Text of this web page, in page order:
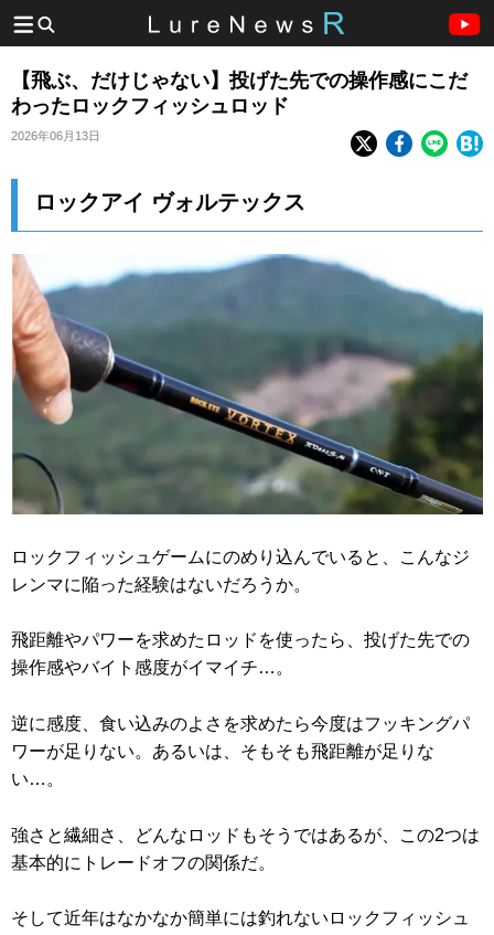
【飛ぶ、だけじゃない】投げた先での操作感にこだ
わったロックフィッシュロッド
2026年06月13日
ロックアイ ヴォルテックス
ロックフィッシュゲームにのめり込んでいると、こんなジ
レンマに陥った経験はないだろうか。
飛距離やパワーを求めたロッドを使ったら、投げた先での
操作感やバイト感度がイマイチ…。
逆に感度、食い込みのよさを求めたら今度はフッキングパ
ワーが足りない。あるいは、そもそも飛距離が足りな
い…。
強さと繊細さ、どんなロッドもそうではあるが、この2つは
基本的にトレードオフの関係だ。
そして近年はなかなか簡単には釣れないロックフィッシュ